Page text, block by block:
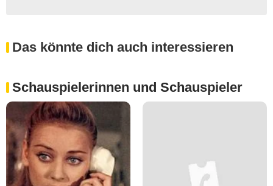
Das könnte dich auch interessieren
Schauspielerinnen und Schauspieler